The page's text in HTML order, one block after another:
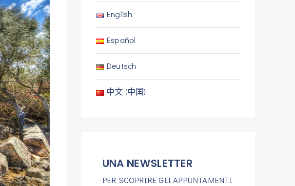
English
Español
Deutsch
中文 (中国)
UNA NEWSLETTER
PER SCOPRIRE GLI APPUNTAMENTI